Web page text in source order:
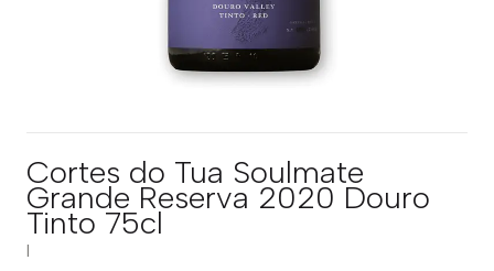
Cortes do Tua Soulmate
Grande Reserva 2020 Douro
Tinto 75cl